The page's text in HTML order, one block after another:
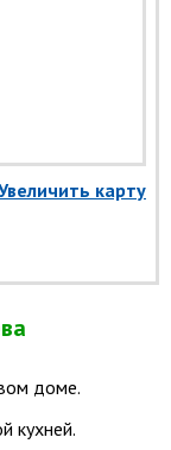
карту
доме.
кухней.